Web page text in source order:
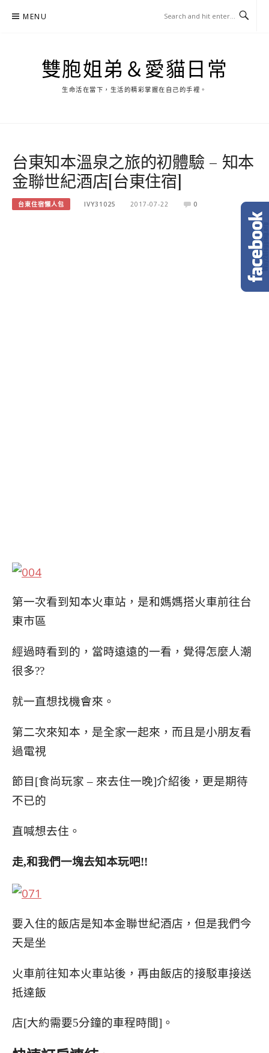
MENU
雙胞姐弟＆愛貓日常
生命活在當下，生活的精彩掌握在自己的手裡。
台東知本溫泉之旅的初體驗 – 知本
金聯世紀酒店[台東住宿]
台東住宿懶人包 IVY31025 2017-07-22 0
第一次看到知本火車站，是和媽媽搭火車前往台
東市區
經過時看到的，當時遠遠的一看，覺得怎麼人潮
很多??
就一直想找機會來。
第二次來知本，是全家一起來，而且是小朋友看
過電視
節目[食尚玩家 – 來去住一晚]介紹後，更是期待
不已的
直喊想去住。
走,和我們一塊去知本玩吧!!
要入住的飯店是知本金聯世紀酒店，但是我們今
天是坐
火車前往知本火車站後，再由飯店的接駁車接送
抵達飯
店[大約需要5分鐘的車程時間]。